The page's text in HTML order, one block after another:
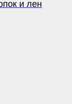
и лен